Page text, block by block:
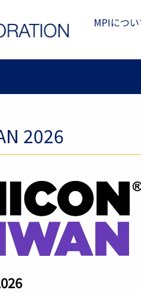
MPIについ
2026